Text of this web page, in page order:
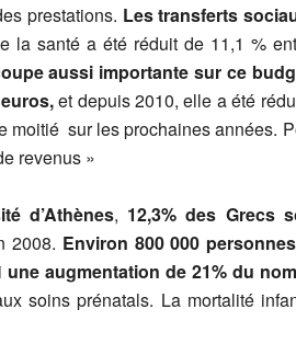
prestations. Les transferts
la santé a été réduit de 11,1 %
aussi importante sur ce
et depuis 2010, elle a été
moitié sur les prochaines années.
revenus »
d’Athènes, 12,3% des Grecs
2008. Environ 800 000
une augmentation de 21% du
soins prénatals. La mortalité